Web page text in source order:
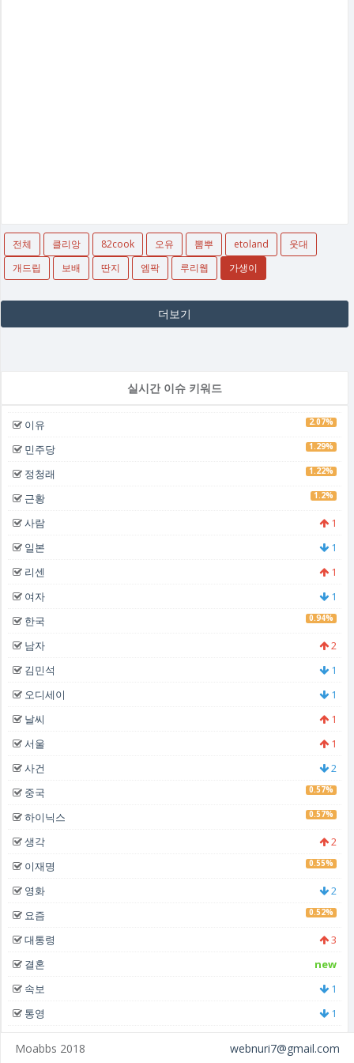
전체 클리앙 82cook 오유 뽐뿌 etoland
웃대
개드립
보배 딴지 엠팍 루리웹 가생이
더보기
실시간 이슈 키워드
이유 2.07%
민주당 1.29%
정청래 1.22%
근황 1.2%
사람
1
일본
1
리센
1
여자
1
한국
0.94%
남자
2
김민석
1
오디세이
1
날씨
1
서울
1
사건
2
중국
0.57%
하이닉스 0.57%
생각
2
이재명
0.55%
영화
2
요즘
0.52%
대통령
3
결혼
new
속보
1
통영
1
webnuri7@gmail.com
Moabbs 2018